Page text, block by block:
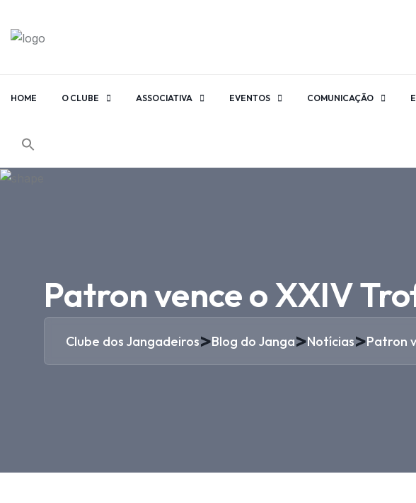
HOME O CLUBE ASSOCIATIVA EVENTOS COMUNICAÇÃO
Patron vence o XXIV
Clube dos Jangadeiros>Blog do Janga>Notícias>Patron